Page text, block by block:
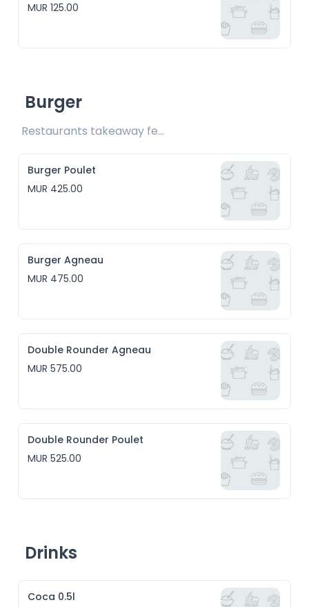
MUR 125.00
Burger
Restaurants takeaway fee Rs25 included
Burger Poulet
MUR 425.00
Burger Agneau
MUR 475.00
Double Rounder Agneau
MUR 575.00
Double Rounder Poulet
MUR 525.00
Drinks
Coca 0.5l